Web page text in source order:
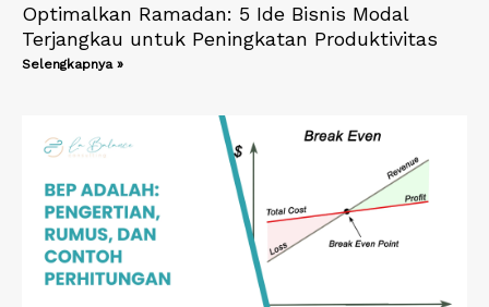
Optimalkan Ramadan: 5 Ide Bisnis Modal
Terjangkau untuk Peningkatan Produktivitas
Selengkapnya »